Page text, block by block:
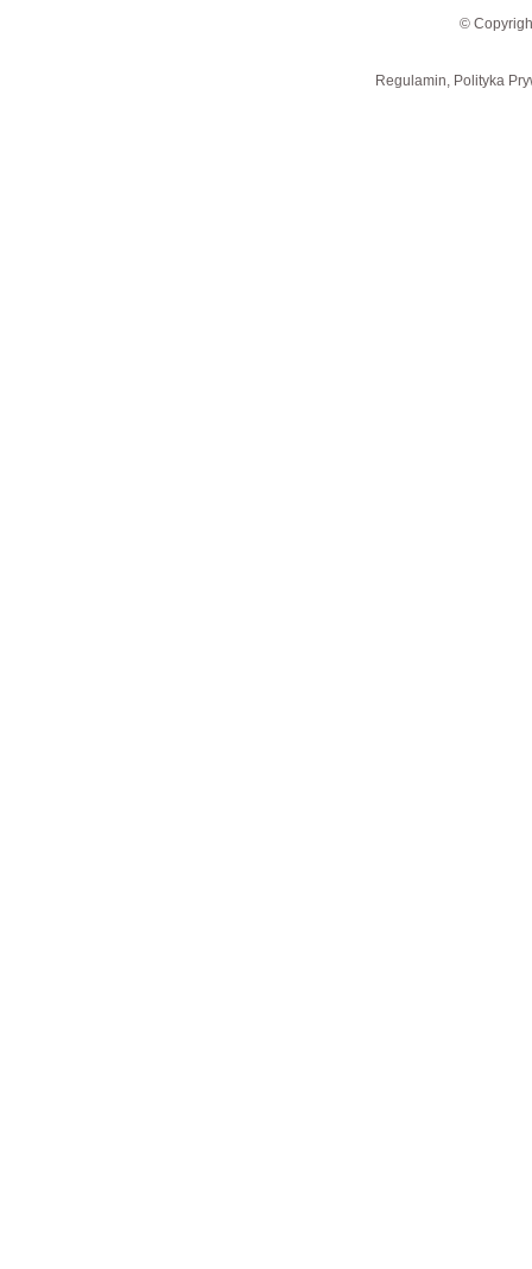
©
Regulamin, Polityka